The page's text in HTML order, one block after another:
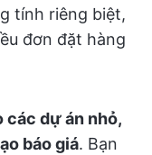
tính riêng biệt,
đơn đặt hàng
dự án nhỏ,
báo giá. Bạn